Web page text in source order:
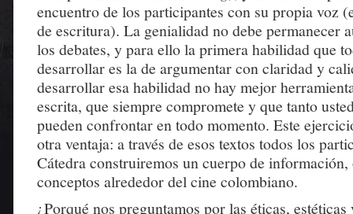
encuentro de los participantes con su propia voz
de escritura). La genialidad no debe permanecer
los debates, y para ello la primera habilidad que
desarrollar es la de argumentar con claridad y
desarrollar esa habilidad no hay mejor
escrita, que siempre compromete y que tanto
pueden confrontar en todo momento. Este
otra ventaja: a través de esos textos todos los
Cátedra construiremos un cuerpo de
conceptos alrededor del cine colombiano.
¿Porqué nos preguntamos por las éticas,